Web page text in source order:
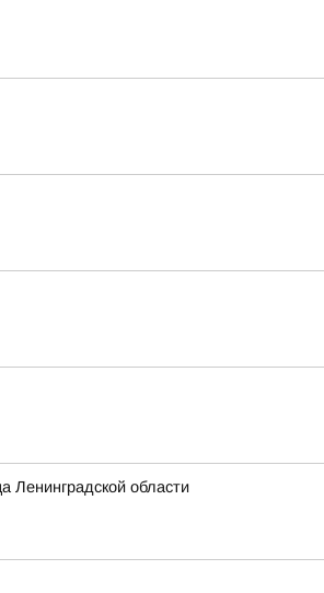
Ленинградской области